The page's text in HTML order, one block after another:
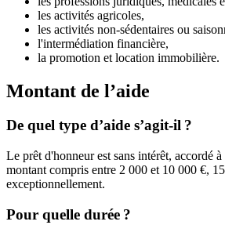
les activités agricoles,
les activités non-sédentaires ou
l'intermédiation financière,
la promotion et location immobilière.
Montant de l’aide
De quel type d’aide s’agit-il ?
Le prêt d'honneur est sans intérêt, accordé
montant compris entre 2 000 et 10 000 €,
exceptionnellement.
Pour quelle durée ?